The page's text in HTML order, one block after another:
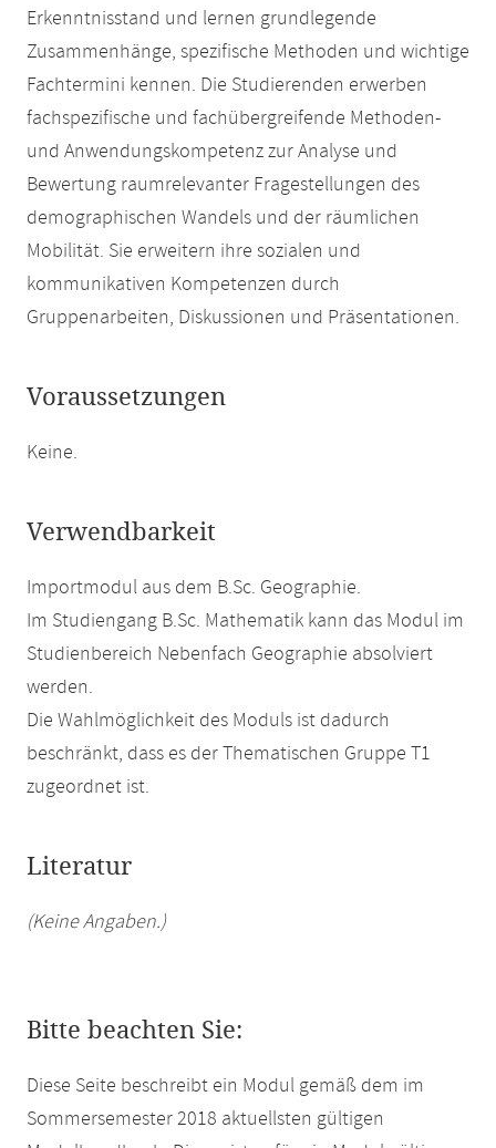
Erkenntnisstand und lernen grundlegende
Zusammenhänge, spezifische Methoden und wichtige
Fachtermini kennen. Die Studierenden erwerben
fachspezifische und fachübergreifende Methoden-
und Anwendungskompetenz zur Analyse und
Bewertung raumrelevanter Fragestellungen des
demographischen Wandels und der räumlichen
Mobilität. Sie erweitern ihre sozialen und
kommunikativen Kompetenzen durch
Gruppenarbeiten, Diskussionen und Präsentationen.
Voraussetzungen
Keine.
Verwendbarkeit
Importmodul aus dem B.Sc. Geographie.
Im Studiengang B.Sc. Mathematik kann das Modul im
Studienbereich Nebenfach Geographie absolviert
werden.
Die Wahlmöglichkeit des Moduls ist dadurch
beschränkt, dass es der Thematischen Gruppe T1
zugeordnet ist.
Literatur
(Keine Angaben.)
Bitte beachten Sie:
Diese Seite beschreibt ein Modul gemäß dem im
Sommersemester 2018 aktuellsten gültigen